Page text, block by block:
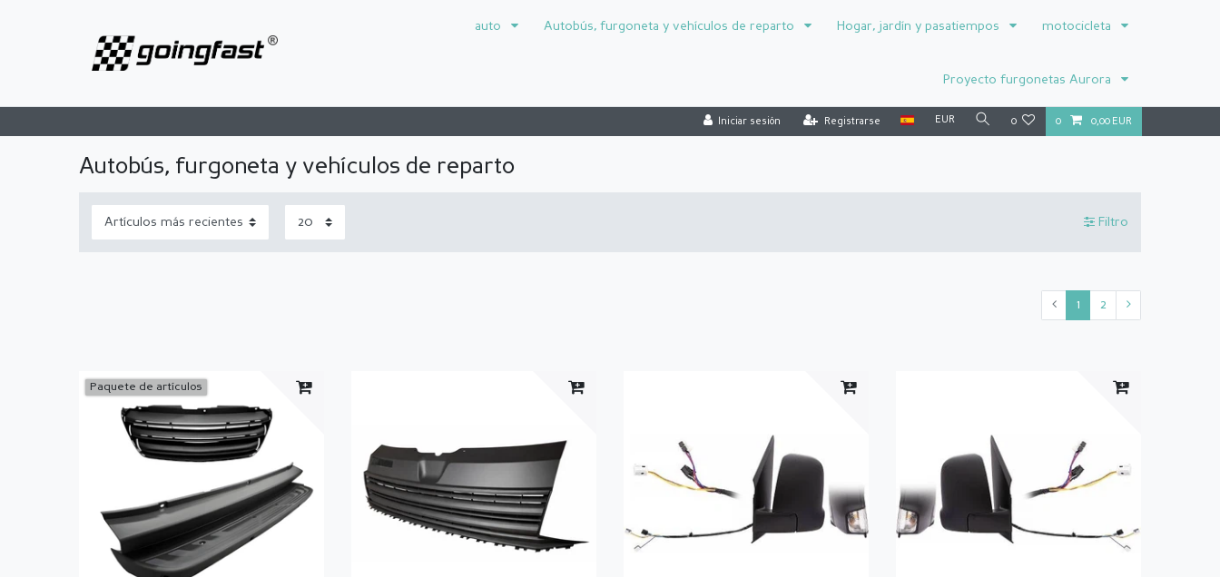
auto Autobús, furgoneta y vehículos de reparto Hogar, jardín y pasatiempos motocicleta
Proyecto furgonetas Aurora
Iniciar sesión Registrarse EUR 0 0 0,00 EUR
Autobús, furgoneta y vehículos de reparto
Filtro
1 2
Paquete de artículos